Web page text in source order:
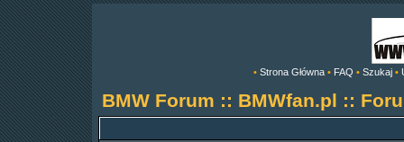
• Strona Główna • FAQ • Szukaj •
BMW Forum :: BMWfan.pl ::